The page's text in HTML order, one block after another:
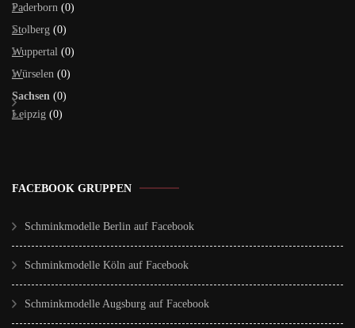
Paderborn (0)
Stolberg (0)
Wuppertal (0)
Würselen (0)
Sachsen (0)
Leipzig (0)
FACEBOOK GRUPPEN
Schminkmodelle Berlin auf Facebook
Schminkmodelle Köln auf Facebook
Schminkmodelle Augsburg auf Facebook